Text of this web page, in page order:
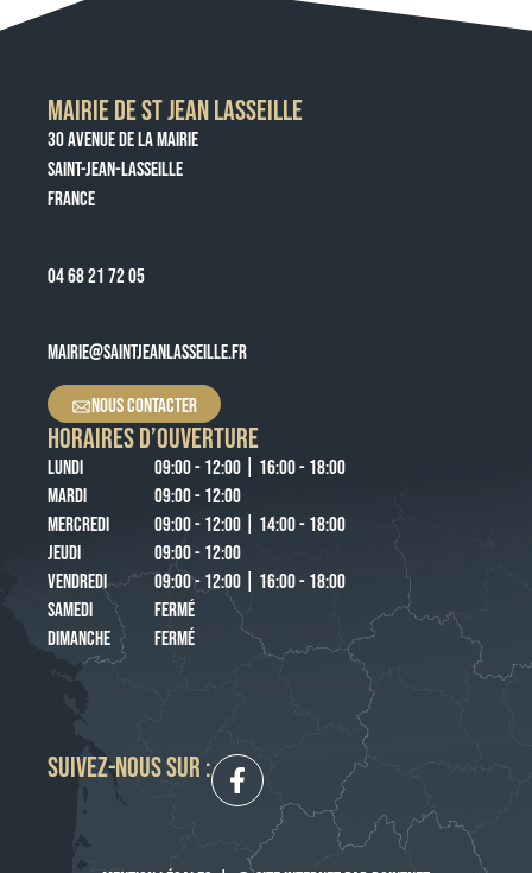
MAIRIE DE ST JEAN LASSEILLE
30 AVENUE DE LA MAIRIE
SAINT-JEAN-LASSEILLE
FRANCE
04 68 21 72 05
MAIRIE@SAINTJEANLASSEILLE.FR
NOUS CONTACTER
HORAIRES D’OUVERTURE
LUNDI
09:00 - 12:00 | 16:00 - 18:00
MARDI
09:00 - 12:00
MERCREDI
09:00 - 12:00 | 14:00 - 18:00
JEUDI
09:00 - 12:00
VENDREDI
09:00 - 12:00 | 16:00 - 18:00
SAMEDI
FERMÉ
DIMANCHE
FERMÉ
SUIVEZ-NOUS SUR :